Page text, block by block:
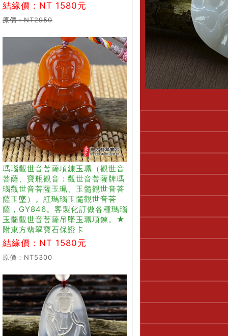
結緣價：NT 1580元
原價：NT2950
瑪瑙觀世音菩薩項鍊玉珮（觀世音
菩薩、寶瓶觀音：觀世音菩薩牌瑪
瑙觀世音菩薩玉珮、玉髓觀世音菩
薩玉墜）。紅瑪瑙玉髓觀世音菩
薩，GY846。客製化訂做各種瑪瑙
玉髓觀世音菩薩吊墜玉珮項鍊。★
附東方翡翠寶石保證卡
結緣價：NT 1580元
原價：NT5300